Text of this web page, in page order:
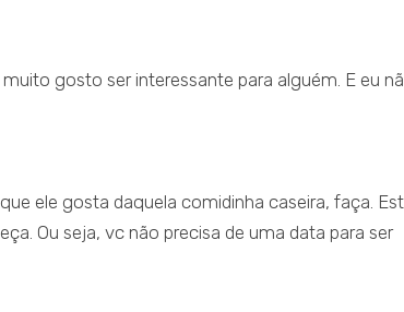
gosto ser interessante para alguém. E eu
ele gosta daquela comidinha caseira, faça.
Ou seja, vc não precisa de uma data para ser